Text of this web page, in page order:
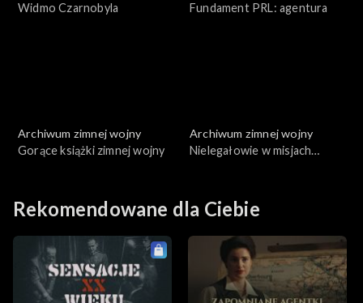
Widmo Czarnobyla
Fundament PRL: agentura
Archiwum zimnej wojny
Gorące książki zimnej wojny
Archiwum zimnej wojny
Nielegałowie w misjach
Rekomendowane dla Ciebie